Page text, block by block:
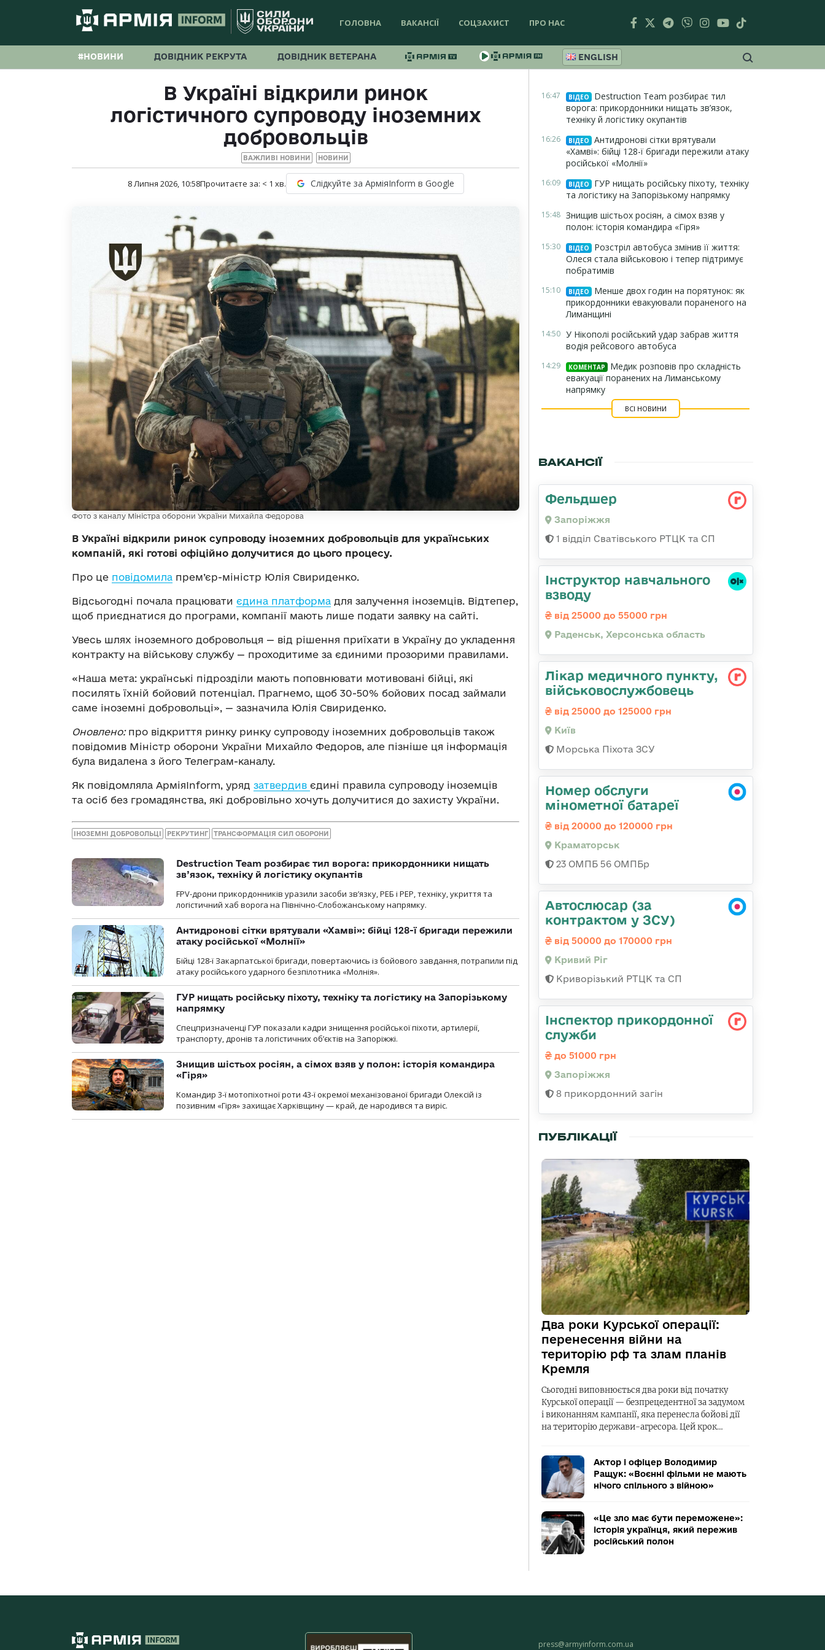
ГОЛОВНА ВАКАНСІЇ СОЦЗАХИСТ ПРО НАС
#НОВИНИ ДОВІДНИК РЕКРУТА ДОВІДНИК ВЕТЕРАНА ENGLISH
В Україні відкрили ринок
логістичного супроводу іноземних
добровольців
ВАЖЛИВІ НОВИНИ НОВИНИ
8 Липня 2026, 10:58Прочитаєте за: < 1 хв. Слідкуйте за АрміяInform в Google
Фото з каналу Міністра оборони України Михайла Федорова
В Україні відкрили ринок супроводу іноземних добровольців для українських
компаній, які готові офіційно долучитися до цього процесу.
Про це повідомила прем’єр-міністр Юлія Свириденко.
Відсьогодні почала працювати єдина платформа для залучення іноземців. Відтепер,
щоб приєднатися до програми, компанії мають лише подати заявку на сайті.
Увесь шлях іноземного добровольця — від рішення приїхати в Україну до укладення
контракту на військову службу — проходитиме за єдиними прозорими правилами.
«Наша мета: українські підрозділи мають поповнювати мотивовані бійці, які
посилять їхній бойовий потенціал. Прагнемо, щоб 30-50% бойових посад займали
саме іноземні добровольці», — зазначила Юлія Свириденко.
Оновлено:про відкриття ринку ринку супроводу іноземних добровольців також
повідомив Міністр оборони України Михайло Федоров, але пізніше ця інформація
була видалена з його Телеграм-каналу.
Як повідомляла АрміяInform, уряд затвердив єдині правила супроводу іноземців
та осіб без громадянства, які добровільно хочуть долучитися до захисту України.
ІНОЗЕМНІ ДОБРОВОЛЬЦІ РЕКРУТИНГ ТРАНСФОРМАЦІЯ СИЛ ОБОРОНИ
Destruction Team розбирає тил ворога: прикордонники нищать
зв’язок, техніку й логістику окупантів
FPV-дрони прикордонників уразили засоби зв’язку, РЕБ і РЕР, техніку, укриття та
логістичний хаб ворога на Північно-Слобожанському напрямку.
Антидронові сітки врятували «Хамві»: бійці 128-ї бригади пережили
атаку російської «Молнії»
Бійці 128-ї Закарпатської бригади, повертаючись із бойового завдання, потрапили під
атаку російського ударного безпілотника «Молнія».
ГУР нищать російську піхоту, техніку та логістику на Запорізькому
напрямку
Спецпризначенці ГУР показали кадри знищення російської піхоти, артилерії,
транспорту, дронів та логістичних об’єктів на Запоріжжі.
Знищив шістьох росіян, а сімох взяв у полон: історія командира
«Гіря»
Командир 3-ї мотопіхотної роти 43-ї окремої механізованої бригади Олексій із
позивним «Гіря» захищає Харківщину — край, де народився та виріс.
16:47 ВІДЕО
Destruction Team розбирає тил
ворога: прикордонники нищать зв’язок,
техніку й логістику окупантів
16:26 ВІДЕО
Антидронові сітки врятували
«Хамві»: бійці 128-ї бригади пережили атаку
російської «Молнії»
16:09 ВІДЕО
ГУР нищать російську піхоту, техніку
та логістику на Запорізькому напрямку
15:48 Знищив шістьох росіян, а сімох взяв у
полон: історія командира «Гіря»
15:30 ВІДЕО
Розстріл автобуса змінив її життя:
Олеся стала військовою і тепер підтримує
побратимів
15:10 ВІДЕО
Менше двох годин на порятунок: як
прикордонники евакуювали пораненого на
Лиманщині
14:50 У Нікополі російський удар забрав життя
водія рейсового автобуса
14:29 КОМЕНТАР
Медик розповів про складність
евакуації поранених на Лиманському
напрямку
ВСІ НОВИНИ
ВАКАНСІЇ
Фельдшер
Запоріжжя
1 відділ Сватівського РТЦК та СП
Інструктор навчального
взводу
від 25000 до 55000 грн
Раденськ, Херсонська область
Лікар медичного пункту,
військовослужбовець
від 25000 до 125000 грн
Київ
Морська Піхота ЗСУ
Номер обслуги
мінометної батареї
від 20000 до 120000 грн
Краматорськ
23 ОМПБ 56 ОМПБр
Автослюсар (за
контрактом у ЗСУ)
від 50000 до 170000 грн
Кривий Ріг
Криворізький РТЦК та СП
Інспектор прикордонної
служби
до 51000 грн
Запоріжжя
8 прикордонний загін
ПУБЛІКАЦІЇ
Два роки Курської операції:
перенесення війни на
територію рф та злам планів
Кремля
Сьогодні виповнюється два роки від початку
Курської операції — безпрецедентної за задумом
і виконанням кампанії, яка перенесла бойові дії
на територію держави-агресора. Цей крок…
Актор і офіцер Володимир
Ращук: «Воєнні фільми не мають
нічого спільного з війною»
«Це зло має бути переможене»:
історія українця, який пережив
російський полон
press@armyinform.com.ua